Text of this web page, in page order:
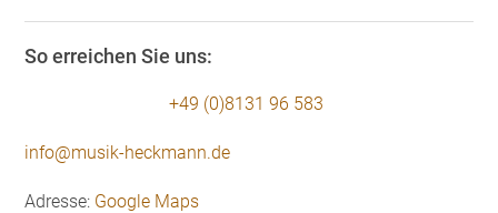
So erreichen Sie uns:
+49 (0)8131 96 583
info@musik-heckmann.de
Adresse: Google Maps